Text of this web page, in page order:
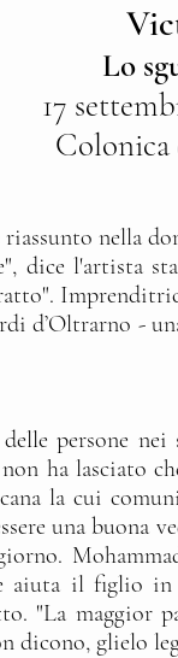
Lo
17
nella
dice l'artista
d’Oltrarno -
persone
ha lasciato
la cui
una buona
aiuta il figlio
"La maggior
dicono, glielo